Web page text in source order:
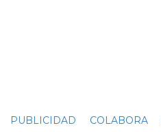
PUBLICIDAD COLABORA